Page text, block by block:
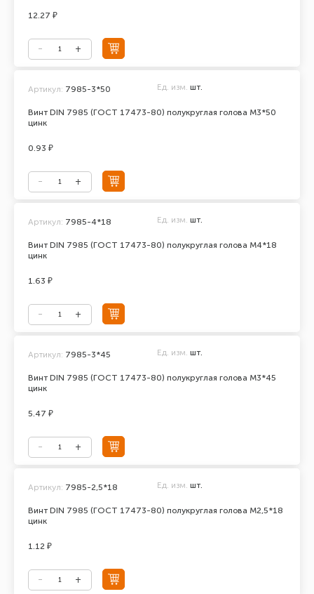
12.27 ₽
Винт DIN 7985 (ГОСТ 17473-80) полукруглая голова М3*50
цинк
Артикул: 7985-3*50 Ед. изм. шт.
0.93 ₽
Винт DIN 7985 (ГОСТ 17473-80) полукруглая голова М4*18
цинк
Артикул: 7985-4*18 Ед. изм. шт.
1.63 ₽
Винт DIN 7985 (ГОСТ 17473-80) полукруглая голова М3*45
цинк
Артикул: 7985-3*45 Ед. изм. шт.
5.47 ₽
Винт DIN 7985 (ГОСТ 17473-80) полукруглая голова М2,5*18
цинк
Артикул: 7985-2,5*18 Ед. изм. шт.
1.12 ₽